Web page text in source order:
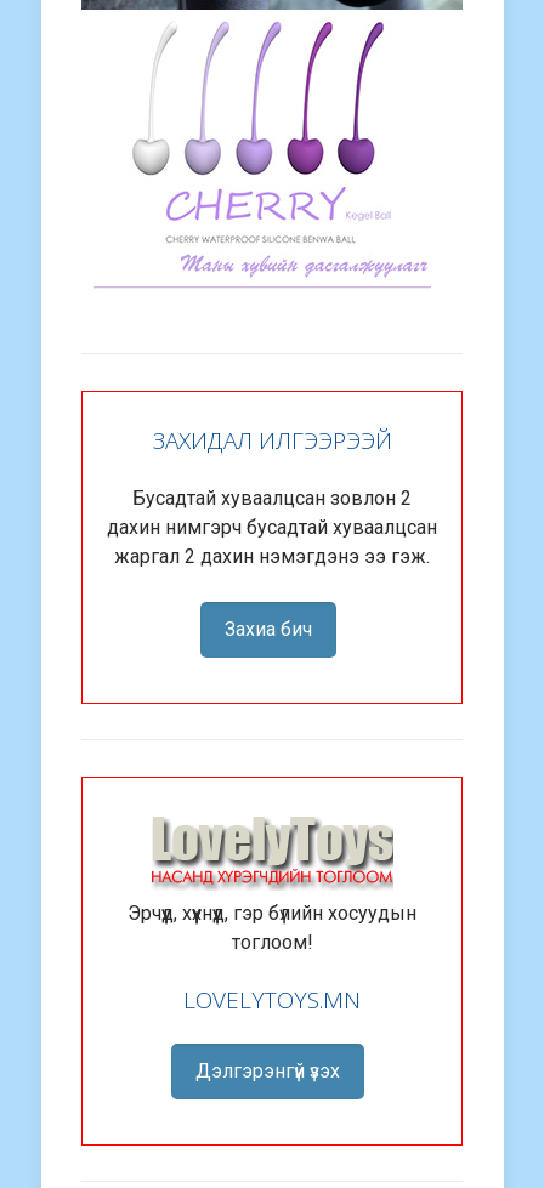
ЗАХИДАЛ ИЛГЭЭРЭЭЙ
Бусадтай хуваалцсан зовлон 2
дахин нимгэрч бусадтай хуваалцсан
жаргал 2 дахин нэмэгдэнэ ээ гэж.
Захиа бич
Эрчүүд, хүүхнүүд, гэр бүлийн хосуудын
тоглоом!
LOVELYTOYS.MN
Дэлгэрэнгүй үзэх